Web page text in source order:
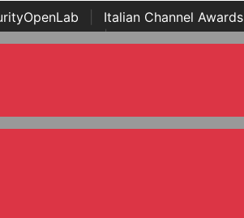
Italian Channel Awards
Awards | ...